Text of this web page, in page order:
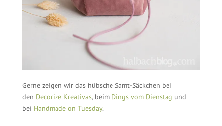
Gerne zeigen wir das hübsche Samt-Säckchen bei
den Decorize Kreativas, beim Dings vom Dienstag und
bei Handmade on Tuesday.